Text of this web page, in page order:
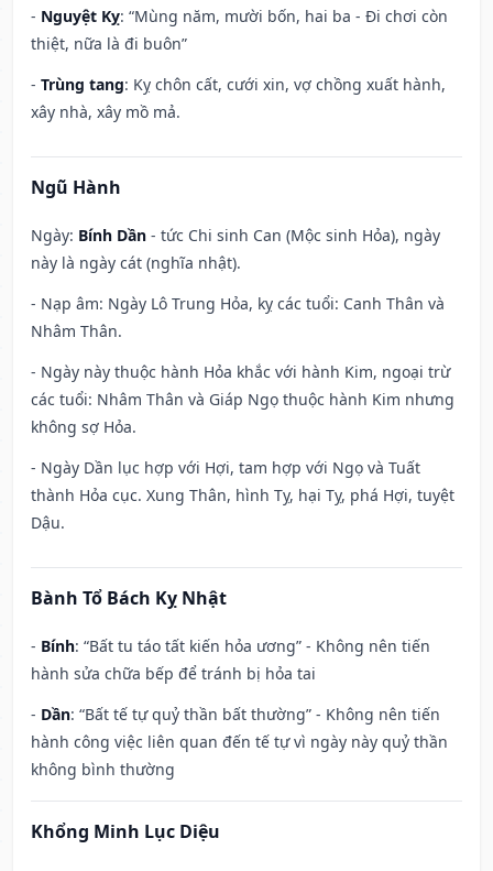
- Nguyệt Kỵ: “Mùng năm, mười bốn, hai ba - Đi chơi còn
thiệt, nữa là đi buôn”
- Trùng tang: Kỵ chôn cất, cưới xin, vợ chồng xuất hành,
xây nhà, xây mồ mả.
Ngũ Hành
Ngày: Bính Dần - tức Chi sinh Can (Mộc sinh Hỏa), ngày
này là ngày cát (nghĩa nhật).
- Nạp âm: Ngày Lô Trung Hỏa, kỵ các tuổi: Canh Thân và
Nhâm Thân.
- Ngày này thuộc hành Hỏa khắc với hành Kim, ngoại trừ
các tuổi: Nhâm Thân và Giáp Ngọ thuộc hành Kim nhưng
không sợ Hỏa.
- Ngày Dần lục hợp với Hợi, tam hợp với Ngọ và Tuất
thành Hỏa cục. Xung Thân, hình Tỵ, hại Tỵ, phá Hợi, tuyệt
Dậu.
Bành Tổ Bách Kỵ Nhật
- Bính: “Bất tu táo tất kiến hỏa ương” - Không nên tiến
hành sửa chữa bếp để tránh bị hỏa tai
- Dần: “Bất tế tự quỷ thần bất thường” - Không nên tiến
hành công việc liên quan đến tế tự vì ngày này quỷ thần
không bình thường
Khổng Minh Lục Diệu